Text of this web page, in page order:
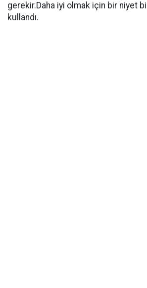
gerekir.Daha iyi olmak için bir niyet
kullandı.